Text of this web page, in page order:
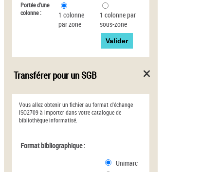
Portée d'une
colonne :
1 colonne
par zone
1 colonne par
sous-zone
Transférer pour un SGB
Vous allez obtenir un fichier au format d'échange
ISO2709 à importer dans votre catalogue de
bibliothèque informatisé.
Format bibliographique :
Unimarc